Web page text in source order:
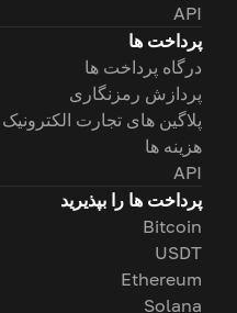
API
پرداخت ها
درگاه پرداخت ها
پردازش رمزنگاری
پلاگین های تجارت الکترونیک
هزینه ها
API
پرداخت ها را بپذیرید
Bitcoin
USDT
Ethereum
Solana